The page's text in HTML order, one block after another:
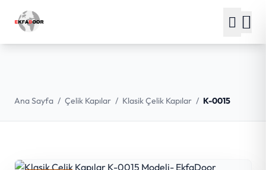
Ana Sayfa / Çelik Kapılar / Klasik Çelik Kapılar / K-0015